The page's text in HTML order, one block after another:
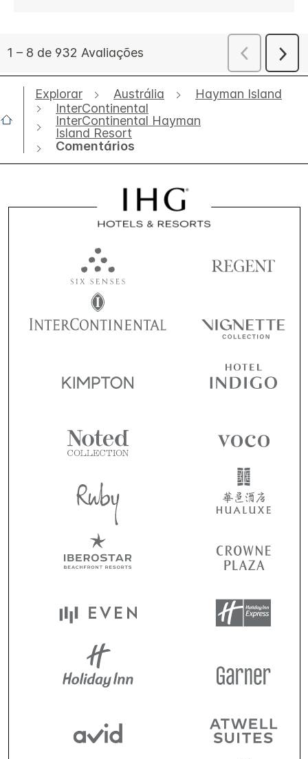
Explorar Austrália
Hayman Island
InterContinental
InterContinental Hayman
Island Resort
Comentários